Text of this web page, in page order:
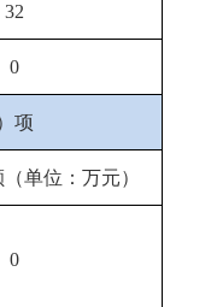
32
0
项
单位：万元）
0